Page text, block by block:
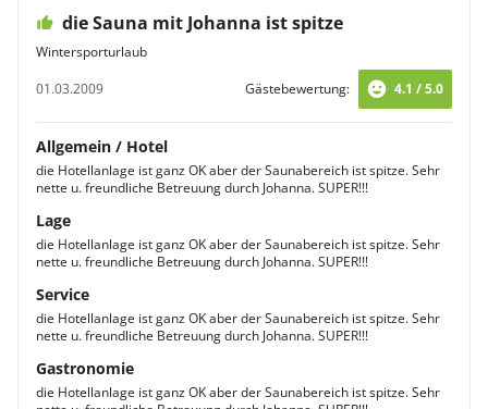
die Sauna mit Johanna ist spitze
Wintersporturlaub
01.03.2009
Gästebewertung: 4.1 / 5.0
Allgemein / Hotel
die Hotellanlage ist ganz OK aber der Saunabereich ist spitze. Sehr
nette u. freundliche Betreuung durch Johanna. SUPER!!!
Lage
die Hotellanlage ist ganz OK aber der Saunabereich ist spitze. Sehr
nette u. freundliche Betreuung durch Johanna. SUPER!!!
Service
die Hotellanlage ist ganz OK aber der Saunabereich ist spitze. Sehr
nette u. freundliche Betreuung durch Johanna. SUPER!!!
Gastronomie
die Hotellanlage ist ganz OK aber der Saunabereich ist spitze. Sehr